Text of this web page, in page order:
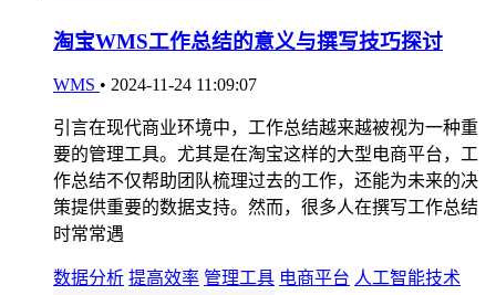
淘宝WMS工作总结的意义与撰写技巧探讨
WMS • 2024-11-24 11:09:07
引言在现代商业环境中，工作总结越来越被视为一种重
要的管理工具。尤其是在淘宝这样的大型电商平台，工
作总结不仅帮助团队梳理过去的工作，还能为未来的决
策提供重要的数据支持。然而，很多人在撰写工作总结
时常常遇
数据分析 提高效率 管理工具 电商平台 人工智能技术